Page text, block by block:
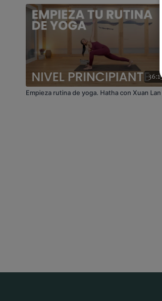
Empieza rutina de yoga. Hatha con Xuan Lan